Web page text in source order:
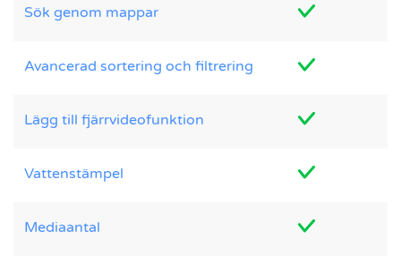
Sök genom mappar
Avancerad sortering och filtrering
Lägg till fjärrvideofunktion
Vattenstämpel
Mediaantal